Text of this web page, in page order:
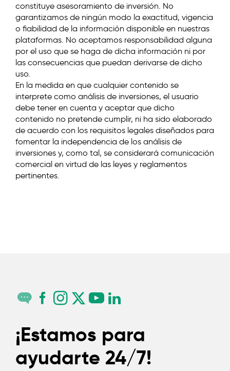
constituye asesoramiento de inversión. No
garantizamos de ningún modo la exactitud, vigencia
o fiabilidad de la información disponible en nuestras
plataformas. No aceptamos responsabilidad alguna
por el uso que se haga de dicha información ni por
las consecuencias que puedan derivarse de dicho
uso.
En la medida en que cualquier contenido se
interprete como análisis de inversiones, el usuario
debe tener en cuenta y aceptar que dicho
contenido no pretende cumplir, ni ha sido elaborado
de acuerdo con los requisitos legales diseñados para
fomentar la independencia de los análisis de
inversiones y, como tal, se considerará comunicación
comercial en virtud de las leyes y reglamentos
pertinentes.
¡Estamos para
ayudarte 24/7!